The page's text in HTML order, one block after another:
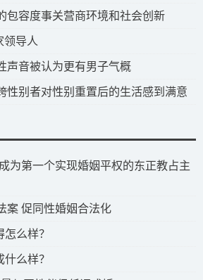
包容度事关营商环境和社会创新
领导人
声音被认为更有男子气概
性别者对性别重置后的生活感到满意
为第一个实现婚姻平权的东正教占主
案 促同性婚姻合法化
么样？
么样？